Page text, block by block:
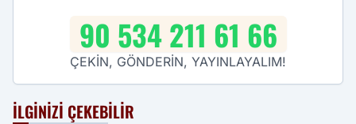
90 534 211 61 66
ÇEKİN, GÖNDERİN, YAYINLAYALIM!
İLGINIZI ÇEKEBILIR